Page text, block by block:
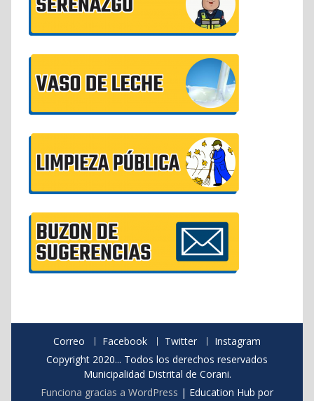
Correo Facebook Twitter
Instagram
Copyright 2020... Todos los derechos reservados
Municipalidad Distrital de Corani.
Funciona gracias a WordPress | Education Hub por